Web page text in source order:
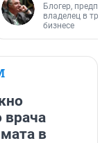
Блогер,
владелец в
бизнесе
врача
в